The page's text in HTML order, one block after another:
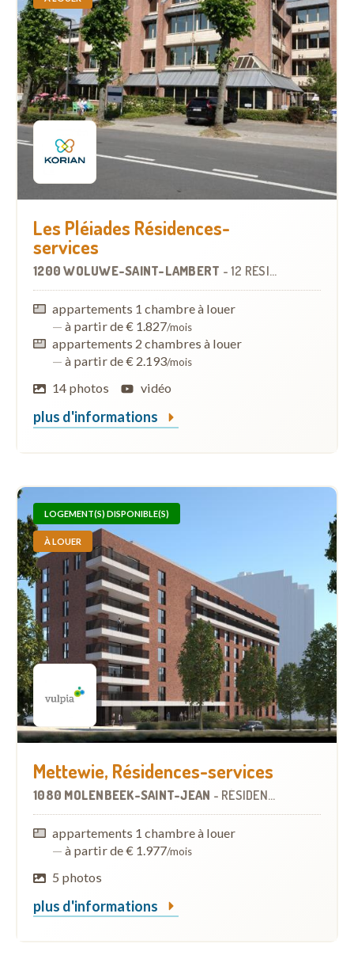
Les Pléiades Résidences-
services
1200 WOLUWE-SAINT-LAMBERT - 12 RÉSIDENCES-SERVICES
appartements 1 chambre à louer
— à partir de € 1.827/mois
appartements 2 chambres à louer
— à partir de € 2.193/mois
14 photos vidéo
plus d'informations
LOGEMENT(S) DISPONIBLE(S)
À LOUER
Mettewie, Résidences-services
1080 MOLENBEEK-SAINT-JEAN - RÉSIDENCES-SERVICES
appartements 1 chambre à louer
— à partir de € 1.977/mois
5 photos
plus d'informations